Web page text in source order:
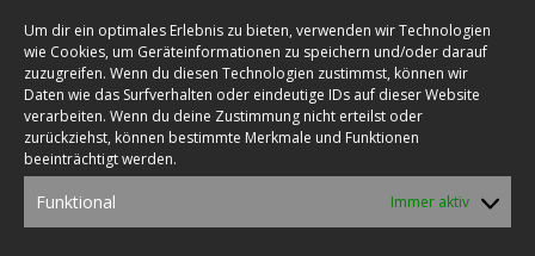
Um dir ein optimales Erlebnis zu bieten, verwenden wir Technologien
wie Cookies, um Geräteinformationen zu speichern und/oder darauf
zuzugreifen. Wenn du diesen Technologien zustimmst, können wir
Daten wie das Surfverhalten oder eindeutige IDs auf dieser Website
verarbeiten. Wenn du deine Zustimmung nicht erteilst oder
zurückziehst, können bestimmte Merkmale und Funktionen
beeinträchtigt werden.
Funktional Immer aktiv
 Druckerei Lohmann

Markt 23
39435 Egeln